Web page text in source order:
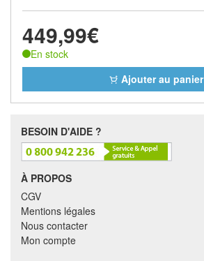
449,99€
En stock
Ajouter au panier
BESOIN D'AIDE ?
À PROPOS
CGV
Mentions légales
Nous contacter
Mon compte